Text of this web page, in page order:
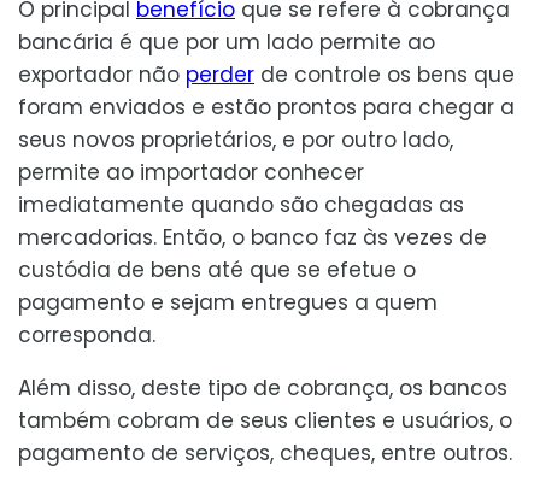
O principal benefício que se refere à cobrança
bancária é que por um lado permite ao
exportador não perder de controle os bens que
foram enviados e estão prontos para chegar a
seus novos proprietários, e por outro lado,
permite ao importador conhecer
imediatamente quando são chegadas as
mercadorias. Então, o banco faz às vezes de
custódia de bens até que se efetue o
pagamento e sejam entregues a quem
corresponda.
Além disso, deste tipo de cobrança, os bancos
também cobram de seus clientes e usuários, o
pagamento de serviços, cheques, entre outros.